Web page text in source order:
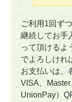
ご利用1回ず
継続してお手
って頂けるよ
でよろしけれ
お支払いは、
VISA、
UnionPay）